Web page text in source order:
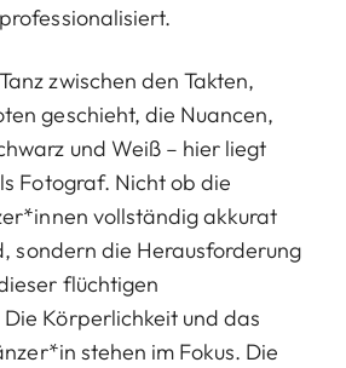
zwischen den Takten,
geschieht, die Nuancen,
und Weiß – hier liegt
Fotograf. Nicht ob die
vollständig akkurat
sondern die Herausforderung
flüchtigen
Körperlichkeit und das
stehen im Fokus. Die